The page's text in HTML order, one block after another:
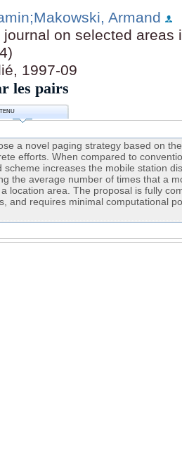
;Makowski, Armand
journal on selected
1997-09
les pairs
a novel paging strategy based on
efforts. When compared to
scheme increases the mobile station
the average number of times that a
location area. The proposal is fully
and requires minimal computational